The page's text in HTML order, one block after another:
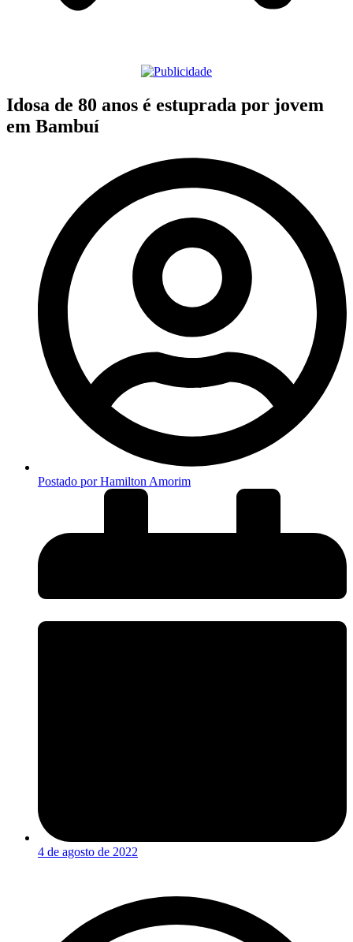
Idosa de 80 anos é estuprada por jovem
em Bambuí
Postado porHamilton Amorim
4 de agosto de 2022